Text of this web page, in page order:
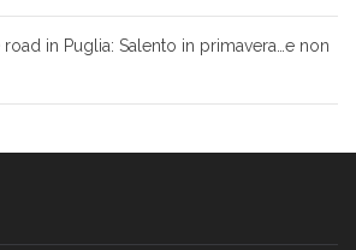
in Puglia: Salento in primavera…e non